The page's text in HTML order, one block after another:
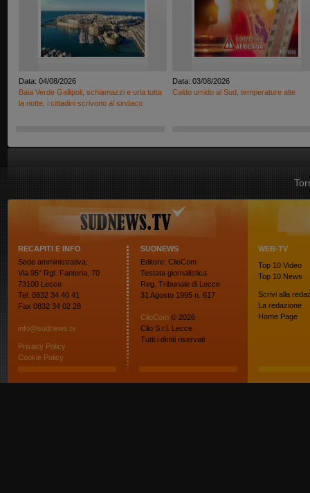
Data: 04/08/2026
Baia Verde Gallipoli, schiamazzi e urla tutta
la notte, i cittadini scrivono al sindaco
Data: 03/08/2026
Caldo umido al Sud, temperature alte
RECAPITI E INFO
Sede amministrativa:
Via 95° Rgt. Fanteria, 70
73100 Lecce
Tel. 0832 34 40 41
Fax 0832 34 02 28
info@sudnews.tv
Privacy Policy
Cookie Policy
SUDNEWS
Editore: ClioCom
Testata giornalistica
Reg. Tribunale di Lecce
31 Agosto 1995 n. 617
ClioCom © 2026
Clio S.r.l. Lecce
Tutti i diritti riservati
WEB-TV
Top 10 Video
Top 10 News
Scrivi alla
La redazione
Home Page